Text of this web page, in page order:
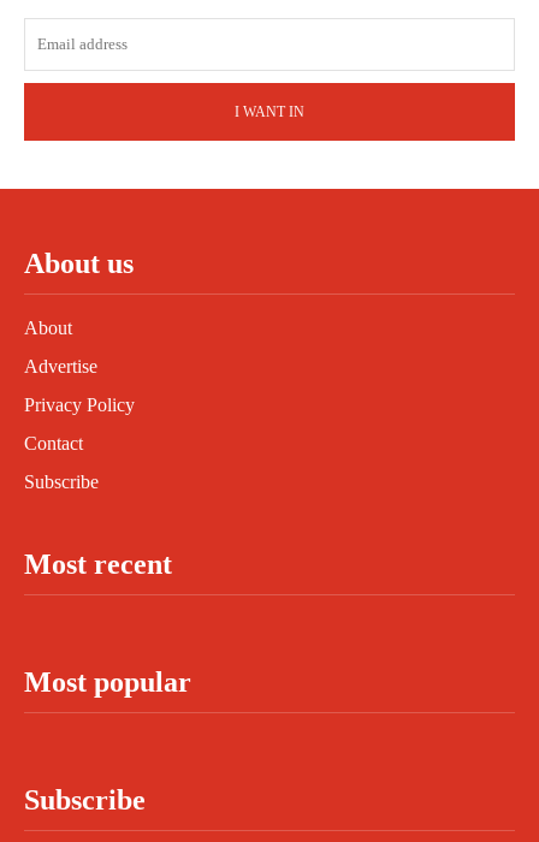
I WANT IN
About us
About
Advertise
Privacy Policy
Contact
Subscribe
Most recent
Most popular
Subscribe